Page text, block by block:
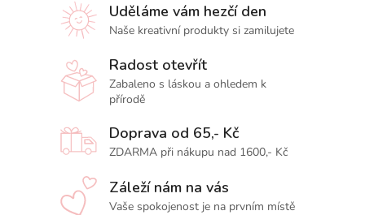
Uděláme vám hezčí den
Naše kreativní produkty si zamilujete
Radost otevřít
Zabaleno s láskou a ohledem k
přírodě
Doprava od 65,- Kč
ZDARMA při nákupu nad 1600,- Kč
Záleží nám na vás
Vaše spokojenost je na prvním místě